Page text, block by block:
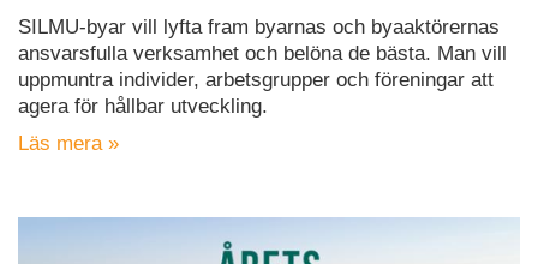
SILMU-byar vill lyfta fram byarnas och byaaktörernas
ansvarsfulla verksamhet och belöna de bästa. Man vill
uppmuntra individer, arbetsgrupper och föreningar att
agera för hållbar utveckling.
Läs mera »